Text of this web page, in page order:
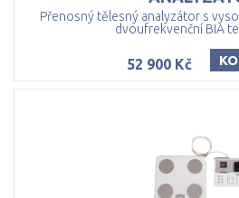
Přenosný tělesný analyzátor s
dvoufrekvenční BIA
52 900 Kč